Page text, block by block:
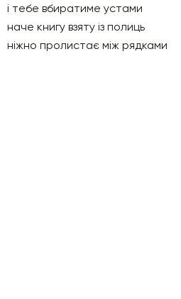
і тебе вбиратиме устами
наче книгу взяту із полиць
ніжно пролистає між рядками